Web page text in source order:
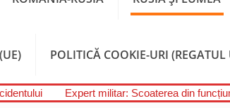
POLITICĂ COOKIE-URI
Expert militar: Scoaterea din